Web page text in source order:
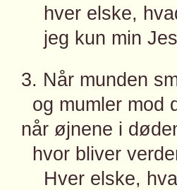
hver elske,
jeg kun min
3. Når munden
og mumler mod
når øjnene i
hvor bliver
Hver elske,